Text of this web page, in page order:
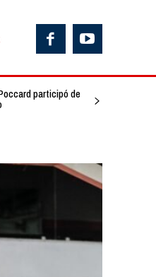
participó de